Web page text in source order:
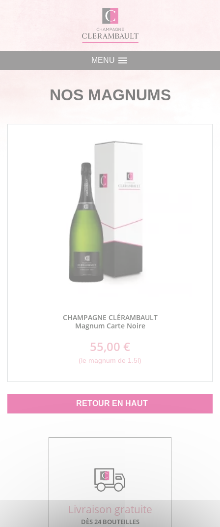
MENU menu
NOS MAGNUMS
CHAMPAGNE CLÉRAMBAULT
Magnum Carte Noire
55,00 €
Prix
(le magnum de 1.5l)
RETOUR EN HAUT
Livraison gratuite
DÈS 24 BOUTEILLES